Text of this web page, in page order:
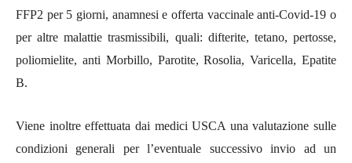
FFP2 per 5 giorni, anamnesi e offerta vaccinale anti-Covid-19 o
per altre malattie trasmissibili, quali: difterite, tetano, pertosse,
poliomielite, anti Morbillo, Parotite, Rosolia, Varicella, Epatite
B.
Viene inoltre effettuata dai medici USCA una valutazione sulle
condizioni generali per l’eventuale successivo invio ad un